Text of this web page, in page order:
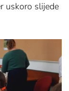
uskoro slijede